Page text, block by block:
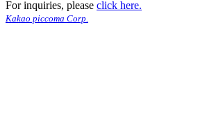
For inquiries, please click here.
Kakao piccoma Corp.